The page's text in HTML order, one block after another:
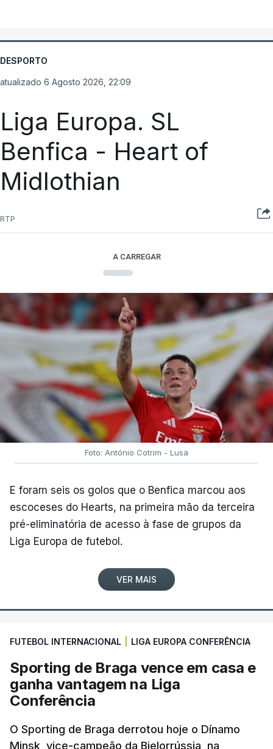
DESPORTO
atualizado 6 Agosto 2026, 22:09
Liga Europa. SL
Benfica - Heart of
Midlothian
RTP
A CARREGAR
Foto: António Cotrim - Lusa
E foram seis os golos que o Benfica marcou aos
escoceses do Hearts, na primeira mão da terceira
pré-eliminatória de acesso à fase de grupos da
Liga Europa de futebol.
VER MAIS
FUTEBOL INTERNACIONAL LIGA EUROPA CONFERÊNCIA
Sporting de Braga vence em casa e
ganha vantagem na Liga
Conferência
O Sporting de Braga derrotou hoje o Dínamo
Minsk, vice-campeão da Bielorrússia, na